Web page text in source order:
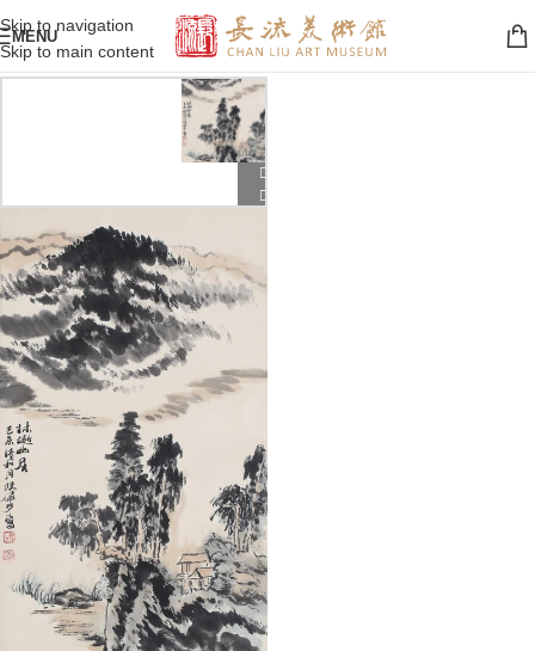
Skip to navigation
Skip to main content
MENU